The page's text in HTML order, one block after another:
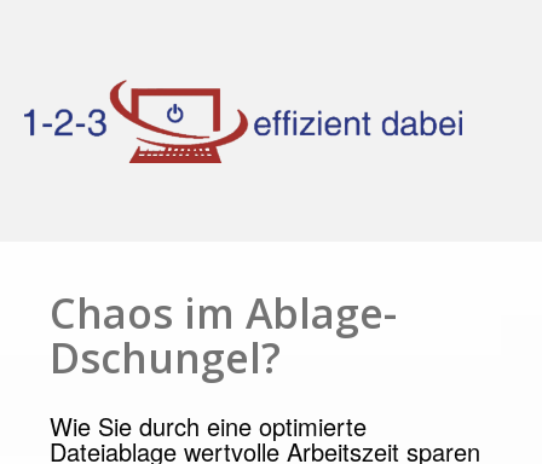
Chaos im Ablage-
Dschungel?
Wie Sie durch eine optimierte
Dateiablage wertvolle Arbeitszeit sparen